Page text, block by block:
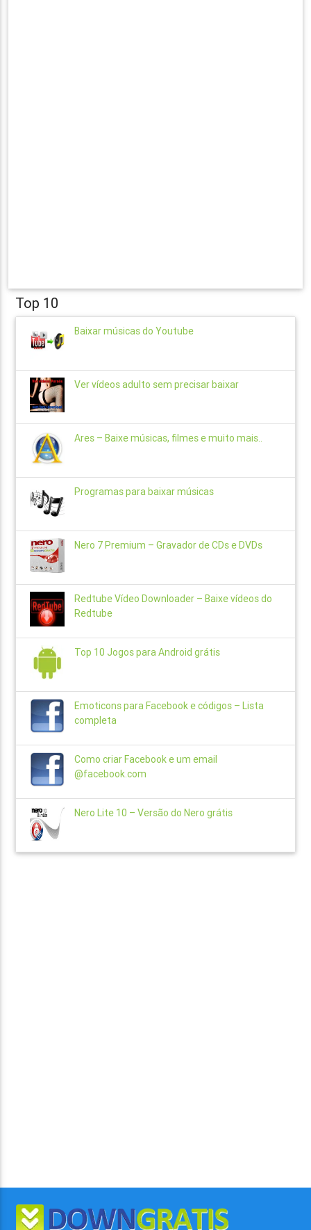
Top 10
Baixar músicas do Youtube
Ver vídeos adulto sem precisar baixar
Ares – Baixe músicas, filmes e muito mais..
Programas para baixar músicas
Nero 7 Premium – Gravador de CDs e DVDs
Redtube Vídeo Downloader – Baixe vídeos do
Redtube
Top 10 Jogos para Android grátis
Emoticons para Facebook e códigos – Lista
completa
Como criar Facebook e um email
@facebook.com
Nero Lite 10 – Versão do Nero grátis